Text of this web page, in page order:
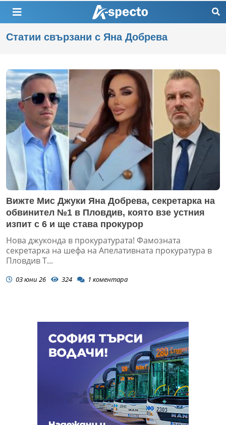
Статии свързани с Яна Добрева
Вижте Мис Джуки Яна Добрева, секретарка на
обвинител №1 в Пловдив, която взе устния
изпит с 6 и ще става прокурор
Нова джуконда в прокуратурата! Фамозната
секретарка на шефа на Апелативната прокуратура в
Пловдив Т...
03 юни 26 324 1 коментара